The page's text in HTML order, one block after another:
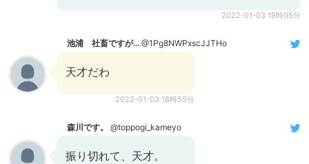
2022-01-03 19時05分
池浦 社畜ですが... @1Pg8NWPxscJJTHo
天才だわ
2022-01-03 18時55分
森川です。 @toppogi_kameyo
振り切れて、天才。